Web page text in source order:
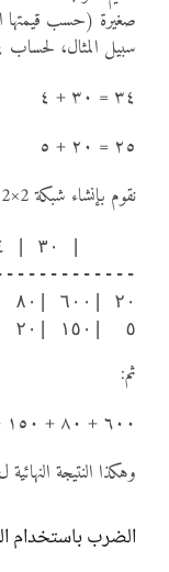
صغيرة (حسب قيمتها
سبيل المثال، لحساب ٣٤ × ٢٥:
٣٤ = ٣٠ + ٤
٢٥ = ٢٠ + ٥
نقوم بإنشاء شبكة 2×2 لها هذه الأجزاء:
٥  |١٥٠ |٢٠ |
ثم:
٦٠٠ + ٨٠ + ١٥٠ + ٢٠ = ٨٥٠
وهكذا النتيجة النهائية ل٣٤ × ٢٥ هي ٨٥٠.
الضرب باستخدام